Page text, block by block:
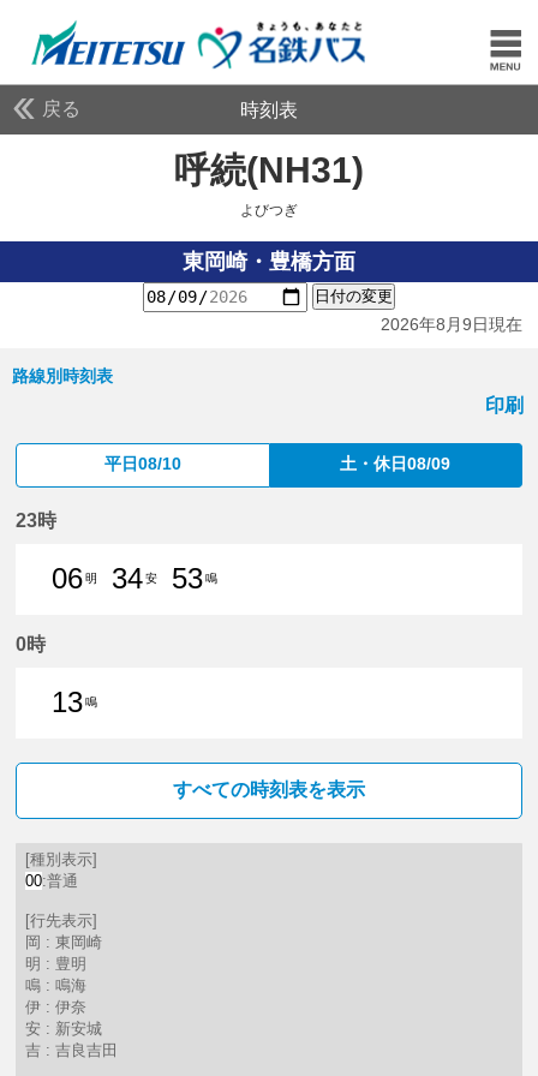
戻る 時刻表
呼続(NH31)
よびつぎ
東岡崎・豊橋方面
日付の変更
2026年8月9日現在
路線別時刻表
印刷
平日08/10 土・休日08/09
23時
06明
34安
53鳴
0時
13鳴
すべての時刻表を表示
[種別表示]
00:普通
[行先表示]
岡 : 東岡崎
明 : 豊明
鳴 : 鳴海
伊 : 伊奈
安 : 新安城
吉 : 吉良吉田